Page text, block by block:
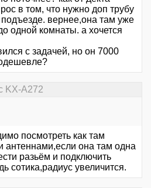
в том, что нужно доп трубу
вернее,она там уже
одной комнаты. а хочется
с задачей, но он 7000
KX-A272
посмотреть как там
антеннами,если она там одна
разьём и подключить
сотика,радиус увеличится.